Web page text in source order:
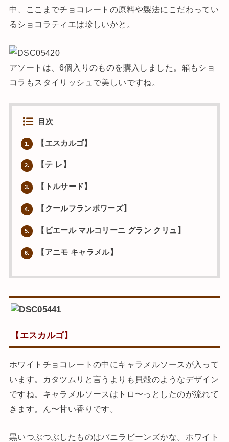
中、ここまでチョコレートの原料や製法にこだわってい
るショコラティエは珍しいかと。
アソートは、6個入りのものを購入しました。箱もショ
コラもスタイリッシュで美しいですね。
目次
1. 【エスカルゴ】
2. 【テ レ】
3. 【トルサード】
4. 【クールフランボワーズ】
5. 【ピエール マルコリーニ グラン クリュ】
6. 【アニモ キャラメル】
【エスカルゴ】
ホワイトチョコレートの中にキャラメルソースが入って
います。カタツムリと言うよりも貝殻のようなデザイン
ですね。キャラメルソースはトロ〜っとしたのが流れて
きます。ん〜甘い香りです。
黒いつぶつぶしたものはバニラビーンズかな。ホワイト